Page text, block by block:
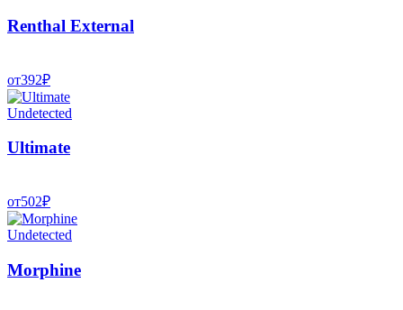
Renthal External
от392₽
Undetected
Ultimate
от502₽
Undetected
Morphine